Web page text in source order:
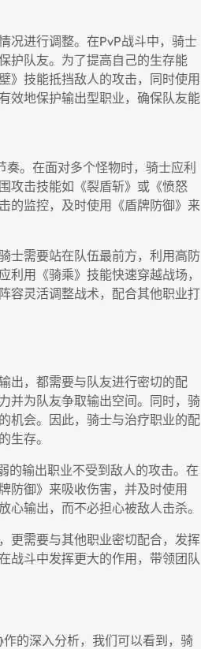
况进行调整。在PvP战斗中，骑士
护队友。为了提高自己的生存能
》技能抵挡敌人的攻击，同时使用
效地保护输出型职业，确保队友能
。在面对多个怪物时，骑士应利
攻击技能如《裂盾斩》或《愤怒
的监控，及时使用《盾牌防御》来
士需要站在队伍最前方，利用高防
用《骑乘》技能快速穿越战场，
容灵活调整战术，配合其他职业打
出，都需要与队友进行密切的配
并为队友争取输出空间。同时，骑
机会。因此，骑士与治疗职业的配
生存。
的输出职业不受到敌人的攻击。在
防御》来吸收伤害，并及时使用
心输出，而不必担心被敌人击杀。
更需要与其他职业密切配合，发挥
战斗中发挥更大的作用，带领团队
的深入分析，我们可以看到，骑